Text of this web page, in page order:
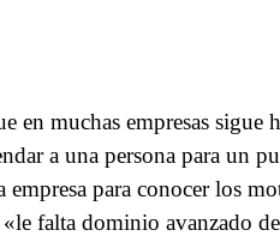
en muchas empresas sigue
a una persona para un
para conocer los
falta dominio avanzado